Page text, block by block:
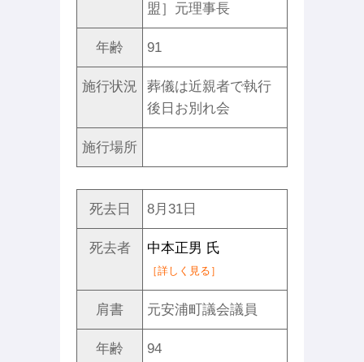
盟］元理事長
年齢 91
施行状況
葬儀は近親者で執行
後日お別れ会
施行場所
死去日 8月31日
死去者 中本正男 氏
［詳しく見る］
肩書 元安浦町議会議員
年齢 94